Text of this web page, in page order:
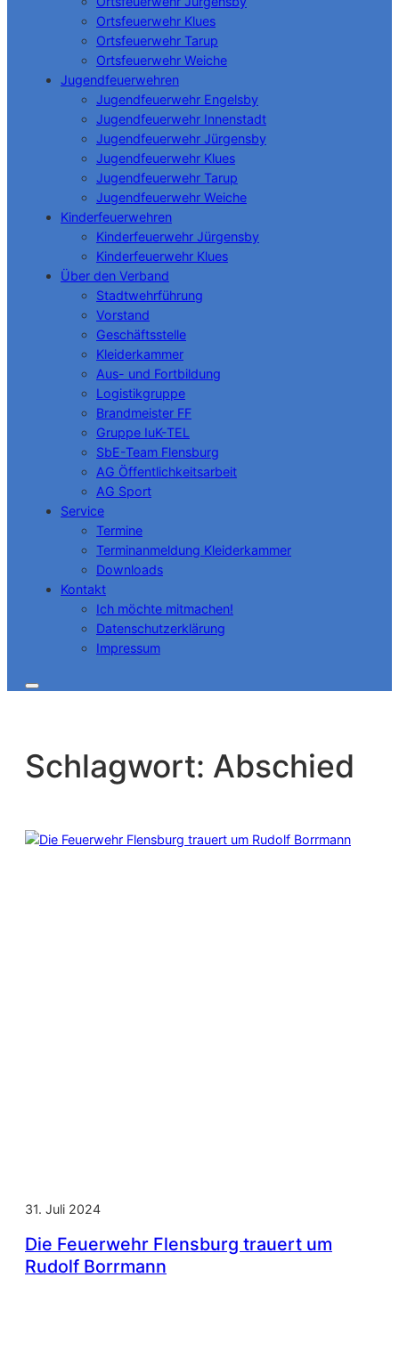
Ortsfeuerwehr Klues
Ortsfeuerwehr Tarup
Ortsfeuerwehr Weiche
Jugendfeuerwehren
Jugendfeuerwehr Engelsby
Jugendfeuerwehr Innenstadt
Jugendfeuerwehr Jürgensby
Jugendfeuerwehr Klues
Jugendfeuerwehr Tarup
Jugendfeuerwehr Weiche
Kinderfeuerwehren
Kinderfeuerwehr Jürgensby
Kinderfeuerwehr Klues
Über den Verband
Stadtwehrführung
Vorstand
Geschäftsstelle
Kleiderkammer
Aus- und Fortbildung
Logistikgruppe
Brandmeister FF
Gruppe IuK-TEL
SbE-Team Flensburg
AG Öffentlichkeitsarbeit
AG Sport
Service
Termine
Terminanmeldung Kleiderkammer
Downloads
Kontakt
Ich möchte mitmachen!
Datenschutzerklärung
Impressum
Schlagwort: Abschied
31. Juli 2024
Die Feuerwehr Flensburg trauert um
Rudolf Borrmann